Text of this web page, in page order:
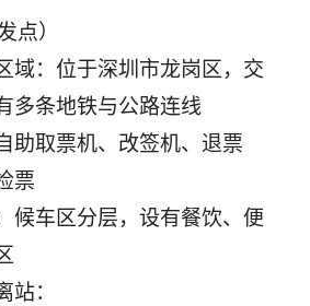
点）
域：位于深圳市龙岗区，交
多条地铁与公路连线
助取票机、改签机、退票
票
候车区分层，设有餐饮、便
：